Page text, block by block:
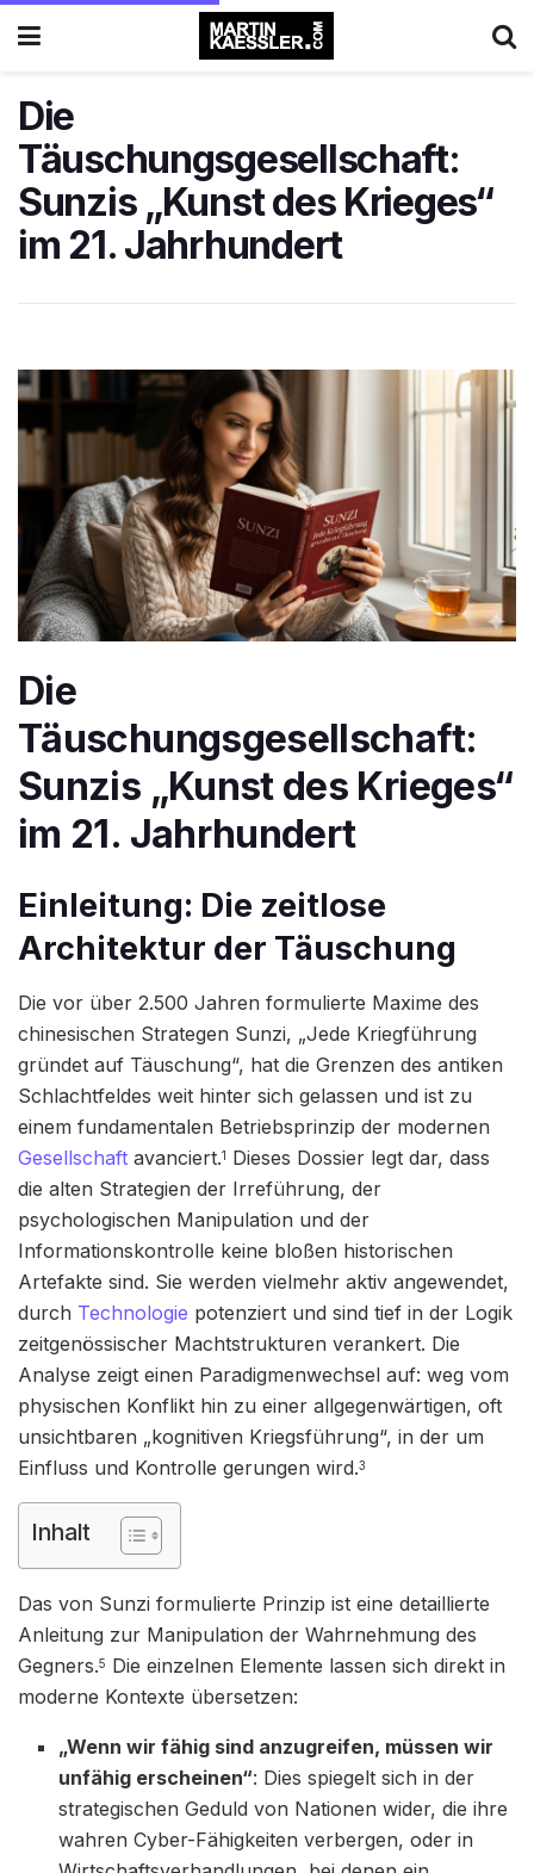
Die
Täuschungsgesellschaft:
Sunzis „Kunst des Krieges“
im 21. Jahrhundert
Die
Täuschungsgesellschaft:
Sunzis „Kunst des Krieges“
im 21. Jahrhundert
Einleitung: Die zeitlose
Architektur der Täuschung
Die vor über 2.500 Jahren formulierte Maxime des
chinesischen Strategen Sunzi, „Jede Kriegführung
gründet auf Täuschung“, hat die Grenzen des antiken
Schlachtfeldes weit hinter sich gelassen und ist zu
einem fundamentalen Betriebsprinzip der modernen
Gesellschaft avanciert.1 Dieses Dossier legt dar, dass
die alten Strategien der Irreführung, der
psychologischen Manipulation und der
Informationskontrolle keine bloßen historischen
Artefakte sind. Sie werden vielmehr aktiv angewendet,
durch Technologie potenziert und sind tief in der Logik
zeitgenössischer Machtstrukturen verankert. Die
Analyse zeigt einen Paradigmenwechsel auf: weg vom
physischen Konflikt hin zu einer allgegenwärtigen, oft
unsichtbaren „kognitiven Kriegsführung“, in der um
Einfluss und Kontrolle gerungen wird.3
Inhalt
Das von Sunzi formulierte Prinzip ist eine detaillierte
Anleitung zur Manipulation der Wahrnehmung des
Gegners.5 Die einzelnen Elemente lassen sich direkt in
moderne Kontexte übersetzen:
„Wenn wir fähig sind anzugreifen, müssen wir
unfähig erscheinen“: Dies spiegelt sich in der
strategischen Geduld von Nationen wider, die ihre
wahren Cyber-Fähigkeiten verbergen, oder in